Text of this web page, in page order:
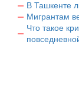
В Ташкенте
Мигрантам
Что такое